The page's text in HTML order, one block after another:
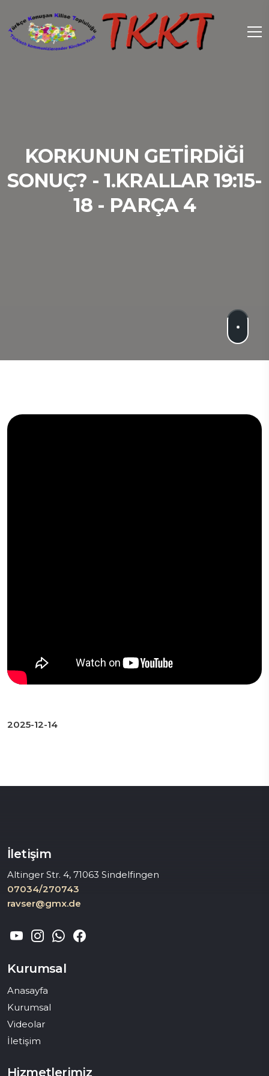
KORKUNUN GETIRDIĞI
SONUÇ? - 1.KRALLAR 19:15-
18 - PARÇA 4
2025-12-14
İletişim
Altinger Str. 4, 71063 Sindelfingen
07034/270743
ravser@gmx.de
Kurumsal
Anasayfa
Kurumsal
Videolar
İletişim
Hizmetlerimiz